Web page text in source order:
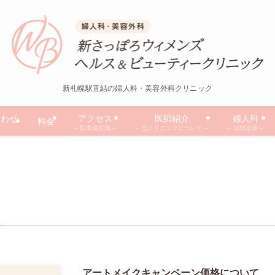
新札幌駅直結の婦人科・美容外科クリニック
せ 料金 アクセス
– 駐車場完備 –
医師紹介
– 当クリニックについて –
婦人科
– 保険診療 –